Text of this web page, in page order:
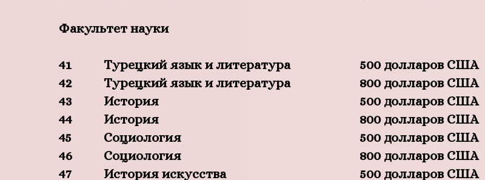
Факультет науки
41 Турецкий язык и литература 500 долларов США
42
Турецкий язык и литература 800 долларов США
43
История 500 долларов США
44
История 800 долларов США
45
Социология 500 долларов США
46
Социология 800 долларов США
47
История искусства 500 долларов США